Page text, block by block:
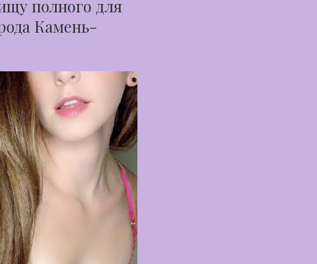
полного для
Камень-